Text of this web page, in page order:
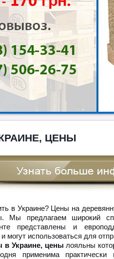
ЦЕНЫ
в Украине? Цены на
Мы предлагаем широкий
представлены и
могут использоваться для
в Украине, цены лояльны
применима практически